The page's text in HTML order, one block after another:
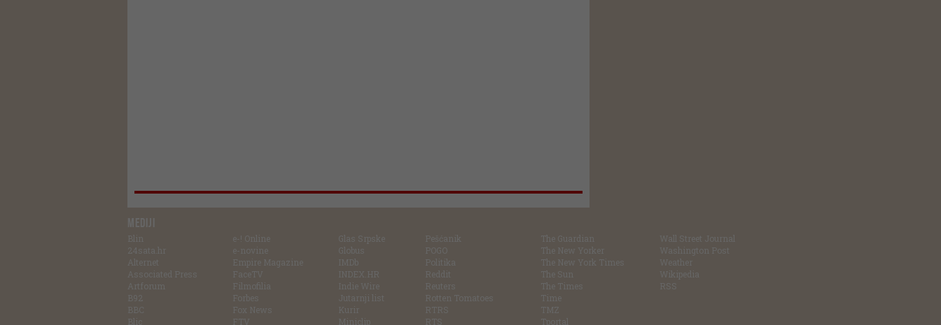
MEDIJI
Blin
24sata.hr
Alternet
Associated Press
Artforum
B92
BBC
Blic
e-! Online
e-novine
Empire Magazine
FaceTV
Filmofilia
Forbes
Fox News
FTV
Glas Srpske
Globus
IMDb
INDEX.HR
Indie Wire
Jutarnji list
Kurir
Miniclip
Pešćanik
POGO
Politika
Reddit
Reuters
Rotten Tomatoes
RTRS
RTS
The Guardian
The New Yorker
The New York Times
The Sun
The Times
Time
TMZ
Tportal
Wall Street Journal
Washington Post
Weather
Wikipedia
RSS